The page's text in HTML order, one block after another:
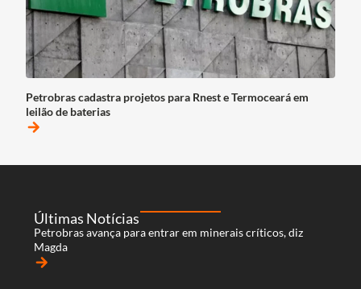
Petrobras cadastra projetos para Rnest e Termoceará em
leilão de baterias
arrow_forward
Últimas Notícias
Petrobras avança para entrar em minerais críticos, diz
Magda
arrow_forward